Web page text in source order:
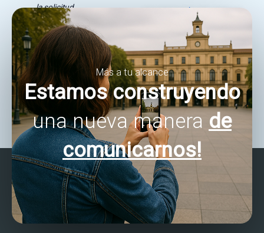
la solicitud.
Vigencia
La autorización tiene una
vigencia de 72 hs. hábiles.
SECRETARÍA DE OBRAS,
SERVICIOS PÚBLICOS Y
MEDIO AMBIENTE.
DIRECCIÓN DE MEDIO
AMBIENTE
Galpones del ferrocarril
(Sarmiento yTucumán)
Más a tu alcance
Estamos construyendo
una nueva manera de
comunicarnos!